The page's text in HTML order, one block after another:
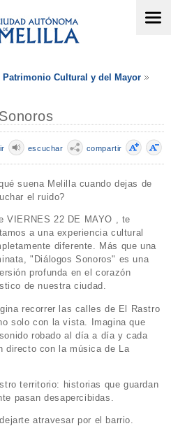
Patrimonio Cultural y del Mayor
compartir
escuchar
suena Melilla cuando dejas de
el ruido?
VIERNES 22 DE MAYO , te
a una experiencia cultural
diferente. Más que una
"Diálogos Sonoros" es una
profunda en el corazón
de nuestra ciudad.
recorrer las calles de El Rastro
solo con la vista. Imagina que
robado al día a día y cada
directo con la música de La
territorio: historias que guardan
pasan desapercibidas.
atravesar por el barrio.